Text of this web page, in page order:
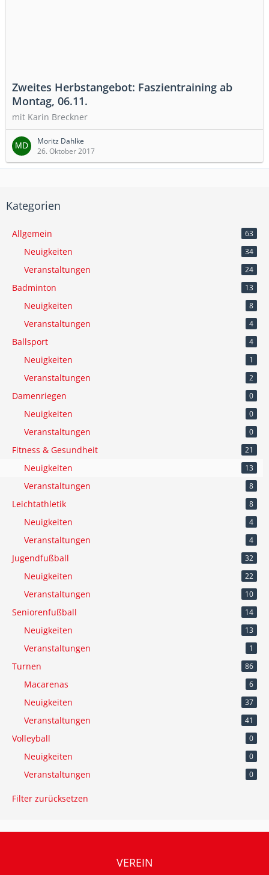
Zweites Herbstangebot: Faszientraining ab
Montag, 06.11.
mit Karin Breckner
Moritz Dahlke
26. Oktober 2017
Kategorien
Allgemein 63
Neuigkeiten 34
Veranstaltungen 24
Badminton 13
Neuigkeiten 8
Veranstaltungen 4
Ballsport 4
Neuigkeiten 1
Veranstaltungen 2
Damenriegen 0
Neuigkeiten 0
Veranstaltungen 0
Fitness & Gesundheit 21
Neuigkeiten 13
Veranstaltungen 8
Leichtathletik 8
Neuigkeiten 4
Veranstaltungen 4
Jugendfußball 32
Neuigkeiten 22
Veranstaltungen 10
Seniorenfußball 14
Neuigkeiten 13
Veranstaltungen 1
Turnen 86
Macarenas 6
Neuigkeiten 37
Veranstaltungen 41
Volleyball 0
Neuigkeiten 0
Veranstaltungen 0
Filter zurücksetzen
VEREIN